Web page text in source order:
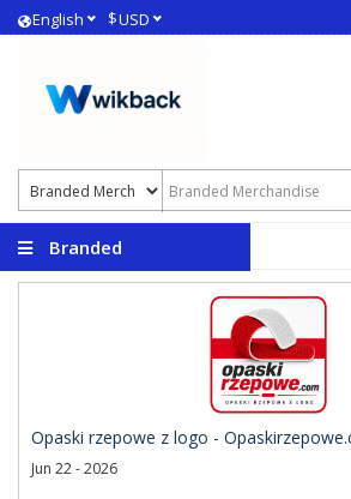
English $USD
Branded
Opaski rzepowe z logo -
Jun 22 - 2026